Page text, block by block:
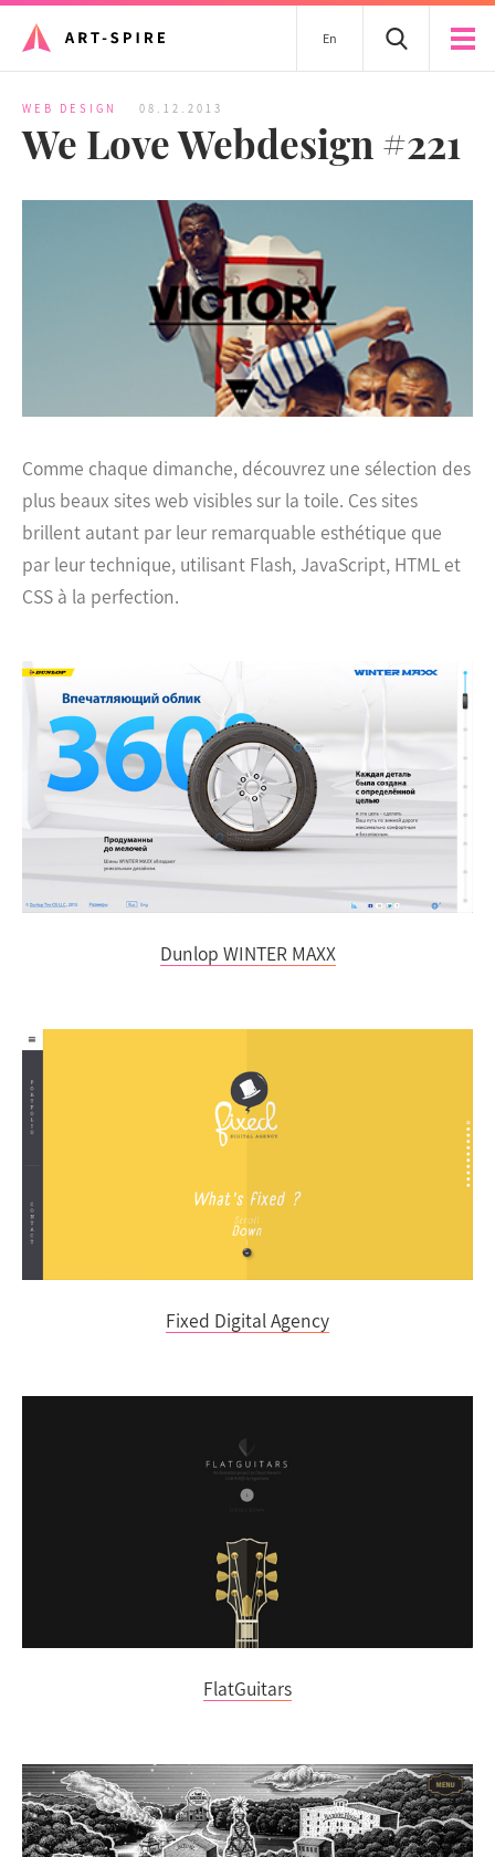
En
WEB DESIGN 08.12.2013
We Love Webdesign #221
Comme chaque dimanche, découvrez une sélection des
plus beaux sites web visibles sur la toile. Ces sites
brillent autant par leur remarquable esthétique que
par leur technique, utilisant Flash, JavaScript, HTML et
CSS à la perfection.
Dunlop WINTER MAXX
Fixed Digital Agency
FlatGuitars